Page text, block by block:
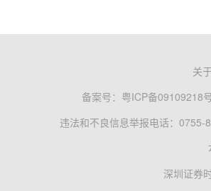
关
备案号： 粤ICP备09109218
违法和不良信息举报电话：0755-
深圳证券